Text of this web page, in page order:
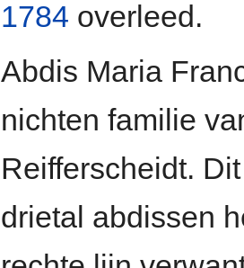
1784 overleed.
Abdis Maria
nichten familie
Reifferscheidt.
drietal abdissen